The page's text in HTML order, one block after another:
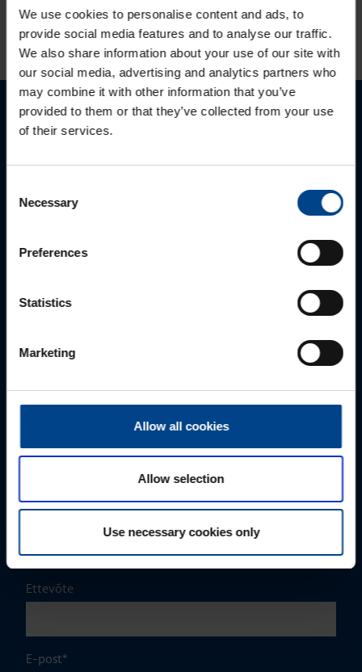
We use cookies to personalise content and ads, to
provide social media features and to analyse our traffic.
We also share information about your use of our site with
our social media, advertising and analytics partners who
may combine it with other information that you’ve
provided to them or that they’ve collected from your use
of their services.
Selection
Necessary
Preferences
Statistics
Marketing
Allow all cookies
Allow selection
Use necessary cookies only
Palun võtke meiega ühendust
Mark Milvek
mark.milvek@utugroup.com
Eesnimi*
Ettevõte
E-post*